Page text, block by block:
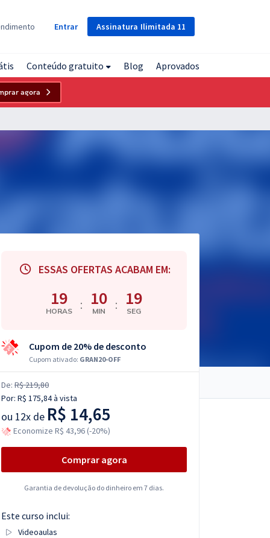
Assinatura Ilimitada 11
Entrar
Conteúdo gratuito Blog Aprovados
agora
ESSAS OFERTAS ACABAM EM:
19
HORAS : 10
MIN : 18
SEG
Cupom de 20% de desconto
Cupom ativado: GRAN20-OFF
De: R$ 219,80
Por: R$ 175,84à vista
ou 12x de R$ 14,65
Economize R$ 43,96 (-20%)
Comprar agora
Garantia de devolução do dinheiro em 7 dias.
Este curso inclui:
Videoaulas